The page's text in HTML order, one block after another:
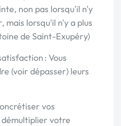
non pas lorsqu'il n'y
mais lorsqu'il n'y a plus
de Saint-Exupéry)
: Vous
(voir dépasser) leurs
vos
votre